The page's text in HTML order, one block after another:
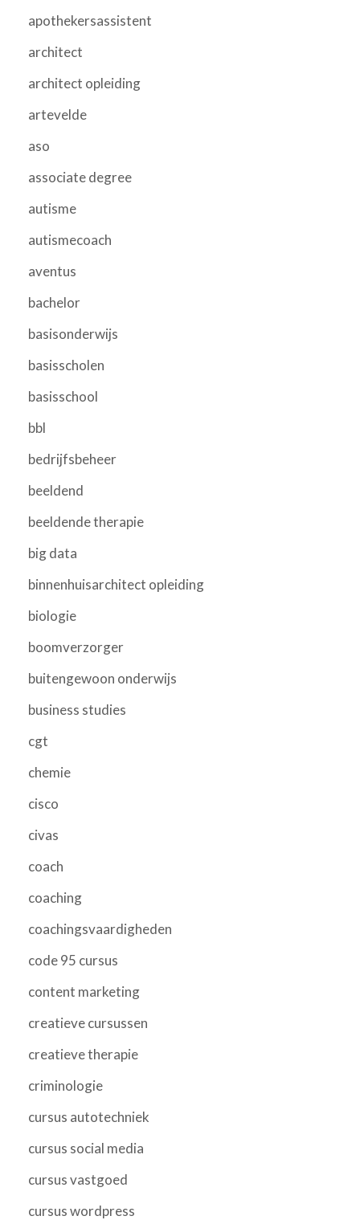
apothekersassistent
architect
architect opleiding
artevelde
aso
associate degree
autisme
autismecoach
aventus
bachelor
basisonderwijs
basisscholen
basisschool
bbl
bedrijfsbeheer
beeldend
beeldende therapie
big data
binnenhuisarchitect opleiding
biologie
boomverzorger
buitengewoon onderwijs
business studies
cgt
chemie
cisco
civas
coach
coaching
coachingsvaardigheden
code 95 cursus
content marketing
creatieve cursussen
creatieve therapie
criminologie
cursus autotechniek
cursus social media
cursus vastgoed
cursus wordpress